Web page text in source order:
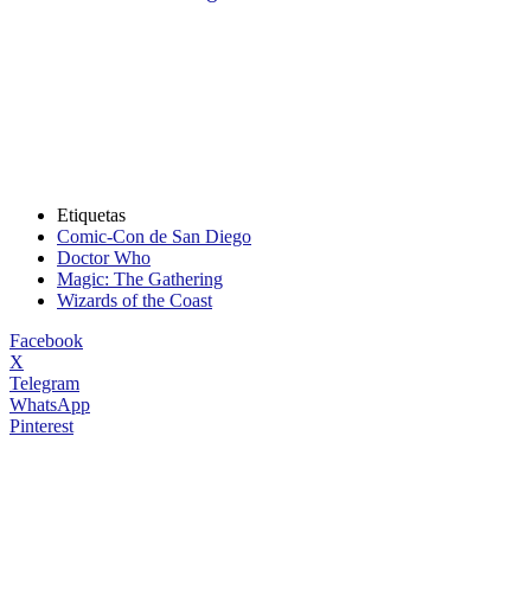
Etiquetas
Comic-Con de San Diego
Doctor Who
Magic: The Gathering
Wizards of the Coast
Facebook
X
Telegram
WhatsApp
Pinterest